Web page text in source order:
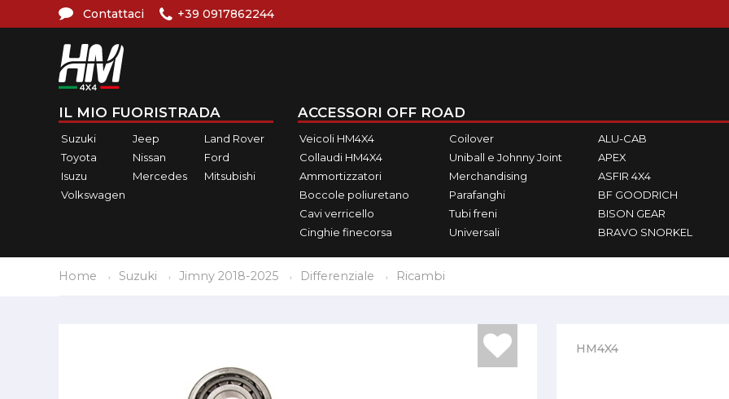
Contattaci +39 0917862244
IL MIO FUORISTRADA
Suzuki Jeep
Land Rover
Toyota
Nissan
Ford
Isuzu
Mercedes
Mitsubishi
Volkswagen
ACCESSORI OFF ROAD
Veicoli HM4X4
Collaudi HM4X4
Ammortizzatori
Boccole poliuretano
Cavi verricello
Cinghie finecorsa
Coilover
Uniball e Johnny Joint
Merchandising
Parafanghi
Tubi freni
Universali
ALU-CAB
APEX
ASFIR 4X4
BF GOODRICH
BISON GEAR
BRAVO SNORKEL
Home Suzuki Jimny 2018-2025 Differenziale Ricambi
HM4X4